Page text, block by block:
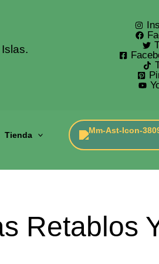
Tienda
Retablos